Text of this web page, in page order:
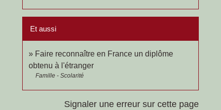
Et aussi
Faire reconnaître en France un diplôme
obtenu à l'étranger
Famille - Scolarité
Signaler une erreur sur cette page